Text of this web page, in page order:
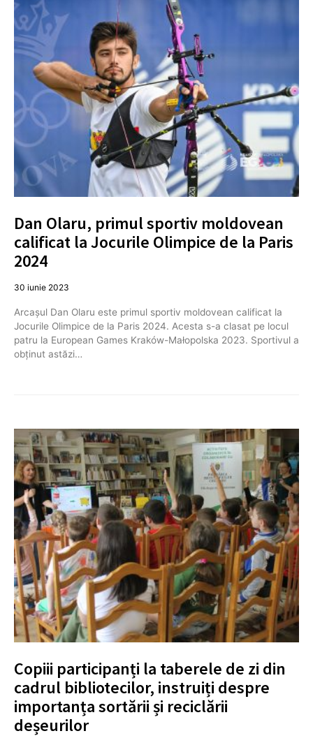
Dan Olaru, primul sportiv moldovean
calificat la Jocurile Olimpice de la Paris
2024
30 iunie 2023
Arcașul Dan Olaru este primul sportiv moldovean calificat la
Jocurile Olimpice de la Paris 2024. Acesta s-a clasat pe locul
patru la European Games Kraków-Małopolska 2023. Sportivul a
obținut astăzi…
Copiii participanți la taberele de zi din
cadrul bibliotecilor, instruiți despre
importanța sortării și reciclării
deșeurilor